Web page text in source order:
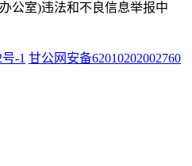
公室)违法和不良信息举报中
-1 甘公网安备62010202002760